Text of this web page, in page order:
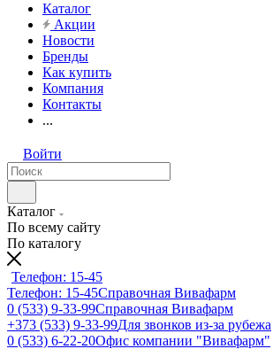
Каталог
Акции
Новости
Бренды
Как купить
Компания
Контакты
...
Войти
Каталог
По всему сайту
По каталогу
Телефон: 15-45
Телефон: 15-45Справочная Вивафарм
0 (533) 9-33-99Справочная Вивафарм
+373 (533) 9-33-99Для звонков из-за рубежа
0 (533) 6-22-20Офис компании "Вивафарм"